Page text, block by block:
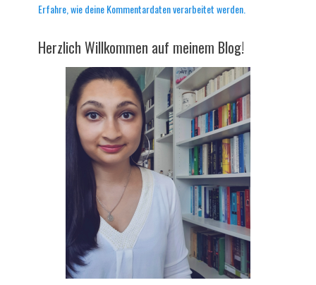
Erfahre, wie deine Kommentardaten verarbeitet werden.
Herzlich Willkommen auf meinem Blog!